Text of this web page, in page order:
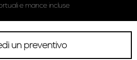
e mance incluse
un preventivo